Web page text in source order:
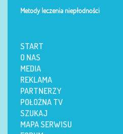
Metody leczenia niepłodności
START
O NAS
MEDIA
REKLAMA
PARTNERZY
POŁOŻNA TV
SZUKAJ
MAPA SERWISU